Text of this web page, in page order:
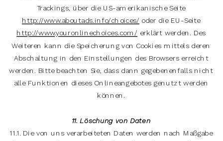
Trackings, über die US-amerikanische Seite
http://www.aboutads.info/choices/ oder die EU-Seite
http://www.youronlinechoices.com/ erklärt werden. Des
Weiteren kann die Speicherung von Cookies mittels deren
Abschaltung in den Einstellungen des Browsers erreicht
werden. Bitte beachten Sie, dass dann gegebenenfalls nicht
alle Funktionen dieses Onlineangebotes genutzt werden
können.
11. Löschung von Daten
11.1. Die von uns verarbeiteten Daten werden nach Maßgabe